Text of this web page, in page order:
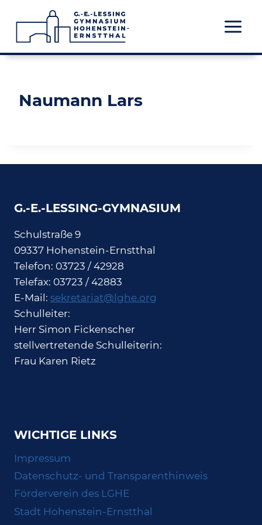
Inhalt
springen
Naumann Lars
G.-E.-LESSING-GYMNASIUM
Schulstraße 9
09337 Hohenstein-Ernstthal
Telefon: 03723 / 42928
Telefax: 03723 / 42883
E-Mail: sekretariat@lghe.org
Schulleiter:
Herr Simon Fickenscher
stellvertretende Schulleiterin:
Frau Karen Rietz
WICHTIGE LINKS
Impressum
Datenschutz- und Transparenthinweis
Förderverein des LGHE
Stadt Hohenstein-Ernstthal